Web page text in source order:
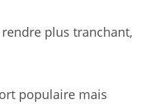
plus tranchant,
populaire mais